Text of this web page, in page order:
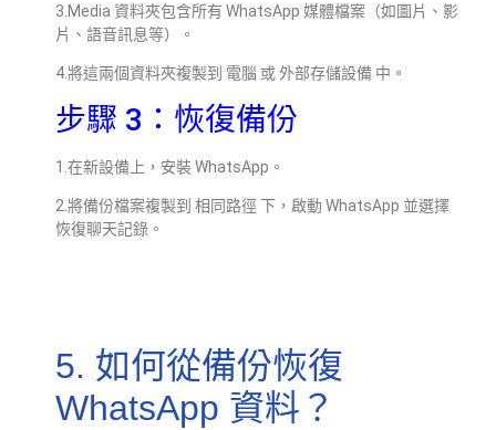
3.Media 資料夾包含所有 WhatsApp 媒體檔案（如圖片、影
片、語音訊息等）。
4.將這兩個資料夾複製到 電腦 或 外部存儲設備 中。
步驟 3：恢復備份
1.在新設備上，安裝 WhatsApp。
2.將備份檔案複製到 相同路徑 下，啟動 WhatsApp 並選擇
恢復聊天記錄。
5. 如何從備份恢復
WhatsApp 資料？